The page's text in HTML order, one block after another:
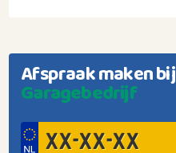
Afspraak maken bij
Garagebedrijf